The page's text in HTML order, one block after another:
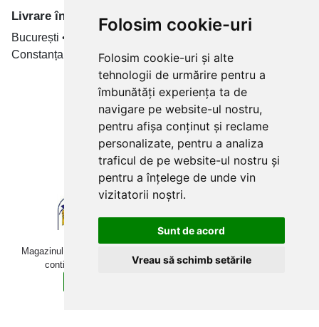
Folosim cookie-uri
Folosim cookie-uri și alte
tehnologii de urmărire pentru a
îmbunătăți experiența ta de
navigare pe website-ul nostru,
pentru afișa conținut și reclame
personalizate, pentru a analiza
traficul de pe website-ul nostru și
pentru a înțelege de unde vin
vizitatorii noștri.
Sunt de acord
Vreau să schimb setările
Magazinul online betoniera-roaba.ro folosește cookies. Navigând în
continuare, îți exprimi acordul pentru folosirea acestora.
Livrare în toate țară
București • Cluj-Napoca • Brașov • Timișoara • Iași •
Constanța • Craiova
Plăți cu card bancar prin